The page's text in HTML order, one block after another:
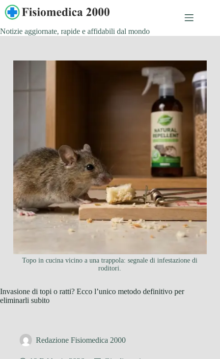
Salta
contenuto
Notizie aggiornate, rapide e affidabili dal mondo
Topo in cucina vicino a una trappola: segnale di infestazione di
roditori.
Invasione di topi o ratti? Ecco l’unico metodo definitivo per
eliminarli subito
Redazione Fisiomedica 2000